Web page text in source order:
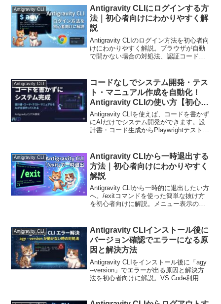
おすすめ。
Antigravity CLI
Antigravity CLIにログインする方
法｜初心者向けにわかりやすく解
説
Antigravity CLIのログイン方法を初心者向
けにわかりやすく解説。ブラウザが自動
で開かない場合の対処法、認証コードの
方に最適なガイドです。
Antigravity CLI
コードなしでシステム開発・テス
ト・マニュアル作成を自動化！
Antigravity CLIの使い方【初心者
向け解説】
Antigravity CLIを使えば、コードを書かず
にAIだけでシステム開発ができます。設
計書・コード生成からPlaywrightテスト自
を解説。Kindle書籍で詳しい手順を公開
中。
Antigravity CLI
Antigravity CLIから一時退出する
方法｜初心者向けにわかりやすく
解説
Antigravity CLIから一時的に退出したい方
へ。/exitコマンドを使った簡単な抜け方
を初心者向けに解説。メニュー表示の仕
Antigravity CLI
Antigravity CLIインストール後に
バージョン確認でエラーになる原
因と解決方法
Antigravity CLIをインストール後に「agy
--version」でエラーが出る原因と解決方
法を初心者向けに解説。VS Code利用者